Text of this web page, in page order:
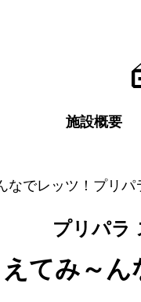
施設概要
なでレッツ！プリパ
プリパラ
えてみ～